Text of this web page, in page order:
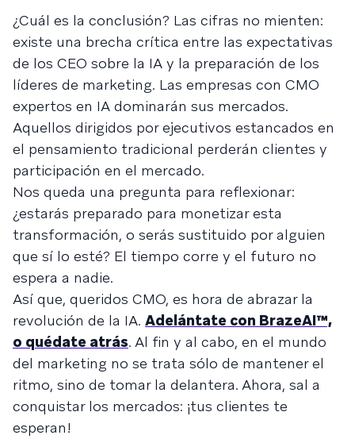
¿Cuál es la conclusión? Las cifras no mienten:
existe una brecha crítica entre las expectativas
de los CEO sobre la IA y la preparación de los
líderes de marketing. Las empresas con CMO
expertos en IA dominarán sus mercados.
Aquellos dirigidos por ejecutivos estancados en
el pensamiento tradicional perderán clientes y
participación en el mercado.
Nos queda una pregunta para reflexionar:
¿estarás preparado para monetizar esta
transformación, o serás sustituido por alguien
que sí lo esté? El tiempo corre y el futuro no
espera a nadie.
Así que, queridos CMO, es hora de abrazar la
revolución de la IA. Adelántate con BrazeAI™,
o quédate atrás. Al fin y al cabo, en el mundo
del marketing no se trata sólo de mantener el
ritmo, sino de tomar la delantera. Ahora, sal a
conquistar los mercados: ¡tus clientes te
esperan!